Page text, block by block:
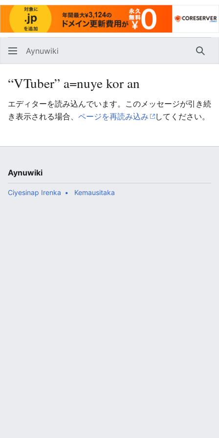
Aynuwiki
“VTuber” a=nuye kor an
エディターを読み込んでいます。このメッセージが引き続
き表示される場合、 ページを再読み込み してください。
Aynuwiki
Ciyesinap Irenka Kemausitaka